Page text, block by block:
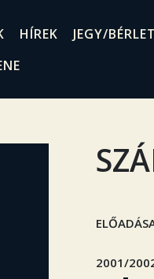
HÍREK JEGY/BÉRLET
2001/